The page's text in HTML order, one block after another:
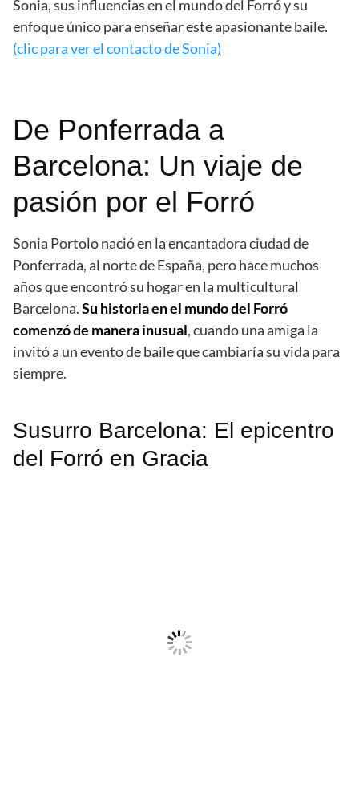
Sonia, sus influencias en el mundo del Forró y su
enfoque único para enseñar este apasionante baile.
(clic para ver el contacto de Sonia)
De Ponferrada a
Barcelona: Un viaje de
pasión por el Forró
Sonia Portolo nació en la encantadora ciudad de
Ponferrada, al norte de España, pero hace muchos
años que encontró su hogar en la multicultural
Barcelona.Su historia en el mundo del Forró
comenzó de manera inusual, cuando una amiga la
invitó a un evento de baile que cambiaría su vida para
siempre.
Susurro Barcelona: El epicentro
del Forró en Gracia